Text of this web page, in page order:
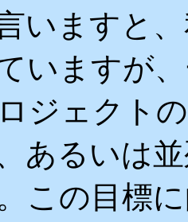
いますと
いますが
ジェクト
あるいは
この目標